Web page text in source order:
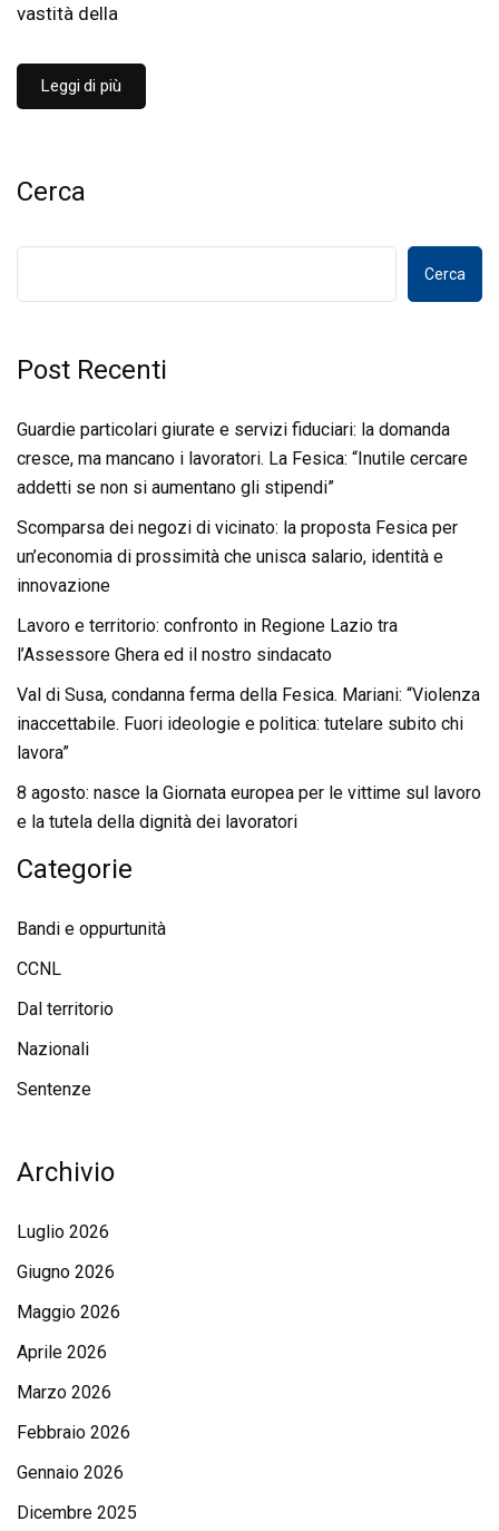
vastità della
Leggi di più
Cerca
Cerca
Post Recenti
Guardie particolari giurate e servizi fiduciari: la domanda
cresce, ma mancano i lavoratori. La Fesica: “Inutile cercare
addetti se non si aumentano gli stipendi”
Scomparsa dei negozi di vicinato: la proposta Fesica per
un’economia di prossimità che unisca salario, identità e
innovazione
Lavoro e territorio: confronto in Regione Lazio tra
l’Assessore Ghera ed il nostro sindacato
Val di Susa, condanna ferma della Fesica. Mariani: “Violenza
inaccettabile. Fuori ideologie e politica: tutelare subito chi
lavora”
8 agosto: nasce la Giornata europea per le vittime sul lavoro
e la tutela della dignità dei lavoratori
Categorie
Bandi e oppurtunità
CCNL
Dal territorio
Nazionali
Sentenze
Archivio
Luglio 2026
Giugno 2026
Maggio 2026
Aprile 2026
Marzo 2026
Febbraio 2026
Gennaio 2026
Dicembre 2025